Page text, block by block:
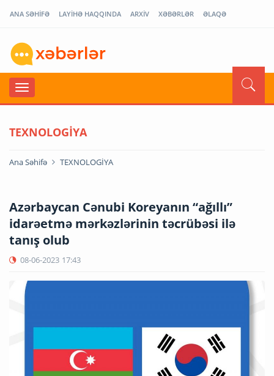
ANA SƏHİFƏ LAYİHƏ HAQQINDA ARXİV XƏBƏRLƏR ƏLAQƏ
TEXNOLOGİYA
Ana Səhifə TEXNOLOGİYA
Azərbaycan Cənubi Koreyanın “ağıllı”
idarəetmə mərkəzlərinin təcrübəsi ilə
tanış olub
08-06-2023 17:43